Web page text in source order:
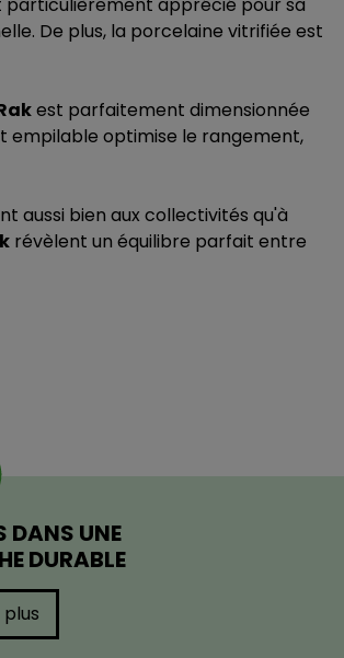
De plus, la porcelaine vitrifiée est
est parfaitement dimensionnée
empilable optimise le rangement,
aussi bien aux collectivités qu'à
révèlent un équilibre parfait entre
DANS UNE
DURABLE
plus